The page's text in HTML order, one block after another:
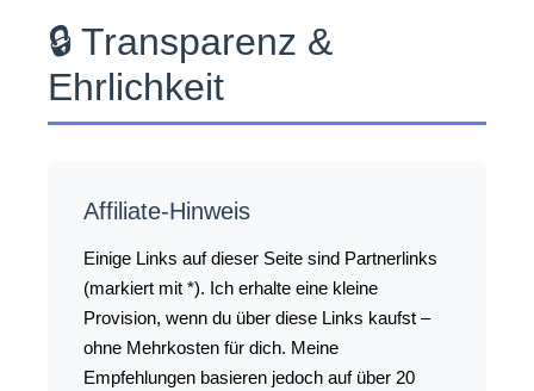
🔒 Transparenz &
Ehrlichkeit
Affiliate-Hinweis
Einige Links auf dieser Seite sind Partnerlinks
(markiert mit *). Ich erhalte eine kleine
Provision, wenn du über diese Links kaufst –
ohne Mehrkosten für dich. Meine
Empfehlungen basieren jedoch auf über 20